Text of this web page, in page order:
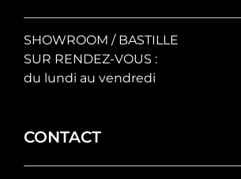
SHOWROOM / BASTILLE
SUR RENDEZ-VOUS :
du lundi au vendredi
CONTACT